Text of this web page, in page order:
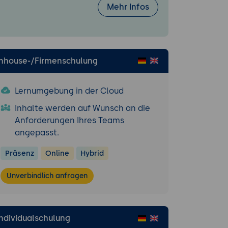
(z.B.
und
Mehr Infos
Firmenschulung
Lernumgebung in der Cloud
Inhalte werden auf Wunsch an die
Anforderungen Ihres Teams
angepasst.
Präsenz Online Hybrid
Unverbindlich anfragen